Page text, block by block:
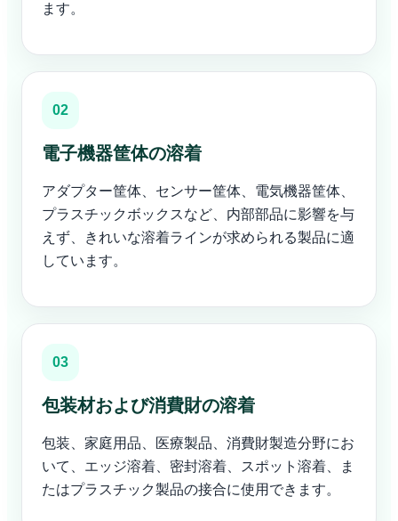
ます。
02
電子機器筐体の溶着
アダプター筐体、センサー筐体、電気機器筐体、
プラスチックボックスなど、内部部品に影響を与
えず、きれいな溶着ラインが求められる製品に適
しています。
03
包装材および消費財の溶着
包装、家庭用品、医療製品、消費財製造分野にお
いて、エッジ溶着、密封溶着、スポット溶着、ま
たはプラスチック製品の接合に使用できます。